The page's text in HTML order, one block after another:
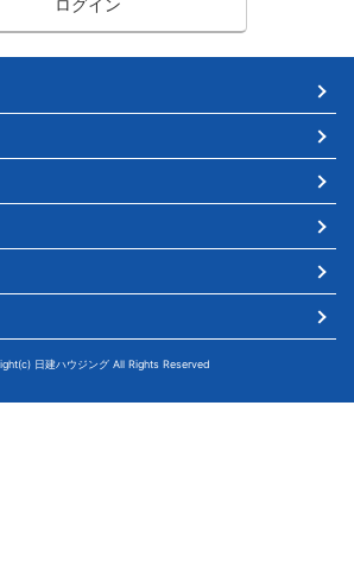
ログイン
日建ハウジング All Rights Reserved